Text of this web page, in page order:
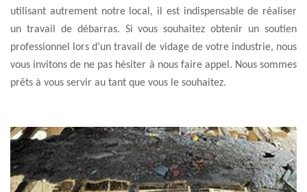
utilisant autrement notre local, il est indispensable de réaliser
un travail de débarras. Si vous souhaitez obtenir un soutien
professionnel lors d’un travail de vidage de votre industrie, nous
vous invitons de ne pas hésiter à nous faire appel. Nous sommes
prêts à vous servir au tant que vous le souhaitez.